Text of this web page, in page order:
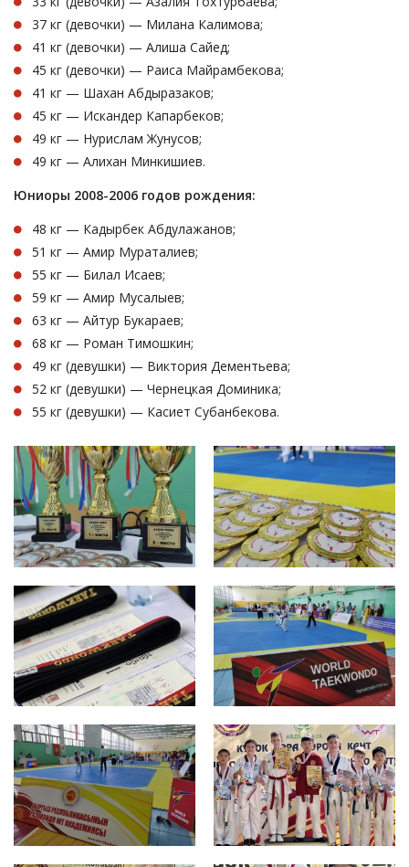
37 кг (девочки) — Милана Калимова;
41 кг (девочки) — Алиша Сайед;
45 кг (девочки) — Раиса Майрамбекова;
41 кг — Шахан Абдыразаков;
45 кг — Искандер Капарбеков;
49 кг — Нурислам Жунусов;
49 кг — Алихан Минкишиев.
Юниоры 2008-2006 годов рождения:
48 кг — Кадырбек Абдулажанов;
51 кг — Амир Мураталиев;
55 кг — Билал Исаев;
59 кг — Амир Мусалыев;
63 кг — Айтур Букараев;
68 кг — Роман Тимошкин;
49 кг (девушки) — Виктория Дементьева;
52 кг (девушки) — Чернецкая Доминика;
55 кг (девушки) — Касиет Субанбекова.